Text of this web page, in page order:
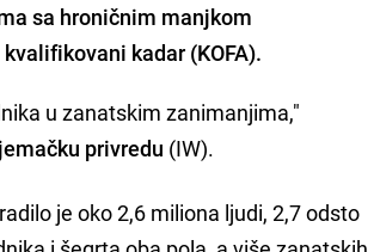
sa hroničnim manjkom
kadar (KOFA).
u zanatskim zanimanjima,"
privredu (IW).
je oko 2,6 miliona ljudi, 2,7 odsto